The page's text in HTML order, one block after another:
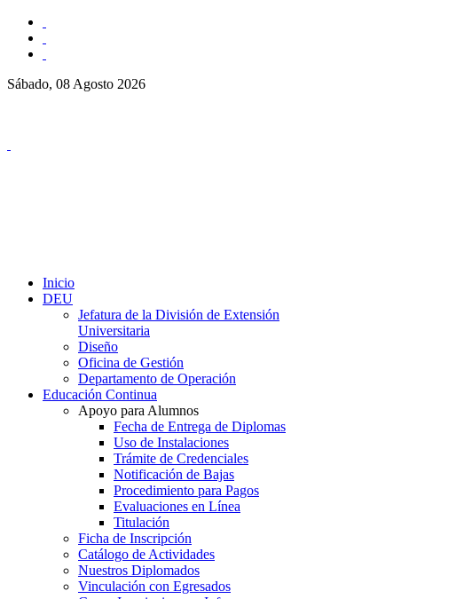
Sábado, 08 Agosto 2026
Inicio
DEU
Jefatura de la División de Extensión
Universitaria
Diseño
Oficina de Gestión
Departamento de Operación
Educación Continua
Apoyo para Alumnos
Fecha de Entrega de Diplomas
Uso de Instalaciones
Trámite de Credenciales
Notificación de Bajas
Procedimiento para Pagos
Evaluaciones en Línea
Titulación
Ficha de Inscripción
Catálogo de Actividades
Nuestros Diplomados
Vinculación con Egresados